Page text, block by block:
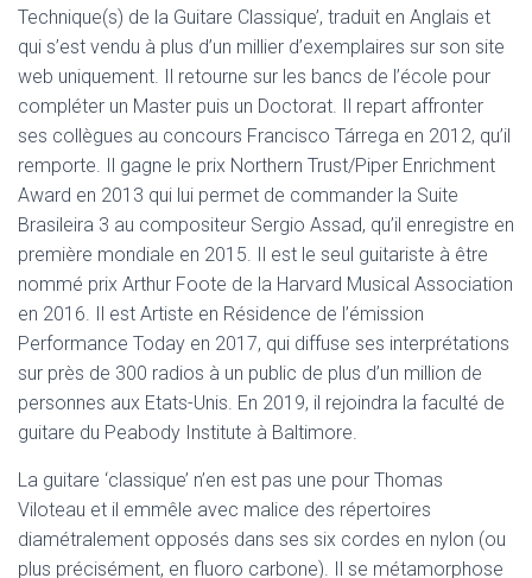
Technique(s) de la Guitare Classique’, traduit en Anglais et
qui s’est vendu à plus d’un millier d’exemplaires sur son site
web uniquement. Il retourne sur les bancs de l’école pour
compléter un Master puis un Doctorat. Il repart affronter
ses collègues au concours Francisco Tárrega en 2012, qu’il
remporte. Il gagne le prix Northern Trust/Piper Enrichment
Award en 2013 qui lui permet de commander la Suite
Brasileira 3 au compositeur Sergio Assad, qu’il enregistre en
première mondiale en 2015. Il est le seul guitariste à être
nommé prix Arthur Foote de la Harvard Musical Association
en 2016. Il est Artiste en Résidence de l’émission
Performance Today en 2017, qui diffuse ses interprétations
sur près de 300 radios à un public de plus d’un million de
personnes aux Etats-Unis. En 2019, il rejoindra la faculté de
guitare du Peabody Institute à Baltimore.
La guitare ‘classique’ n’en est pas une pour Thomas
Viloteau et il emmêle avec malice des répertoires
diamétralement opposés dans ses six cordes en nylon (ou
plus précisément, en fluoro carbone). Il se métamorphose